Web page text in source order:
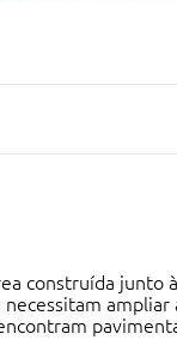
construída junto